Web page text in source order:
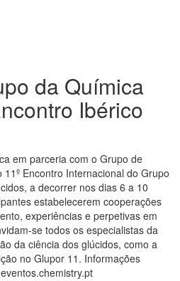
da Química
Ibérico
em parceria com o Grupo de
Encontro Internacional do Grupo
a decorrer nos dias 6 a 10
estabelecerem cooperações
experiências e perpetivas em
se todos os especialistas da
da ciência dos glúcidos, como a
no Glupor 11. Informações